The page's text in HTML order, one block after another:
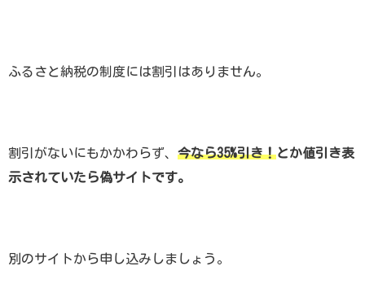
ふるさと納税の制度には割引はありません。
割引がないにもかかわらず、 今なら35%引き！とか値引き表
示されていたら偽サイトです。
別のサイトから申し込みしましょう。